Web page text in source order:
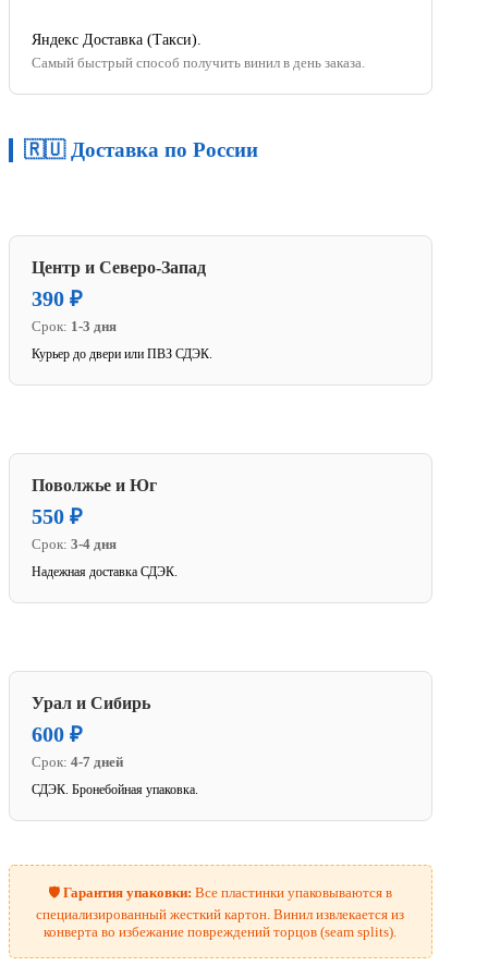
Яндекс Доставка (Такси).
Самый быстрый способ получить винил в день заказа.
🇷🇺 Доставка по России
Центр и Северо-Запад
390 ₽
Срок: 1-3 дня
Курьер до двери или ПВЗ СДЭК.
Поволжье и Юг
550 ₽
Срок: 3-4 дня
Надежная доставка СДЭК.
Урал и Сибирь
600 ₽
Срок: 4-7 дней
СДЭК. Бронебойная упаковка.
🛡️Гарантия упаковки: Все пластинки упаковываются в
специализированный жесткий картон. Винил извлекается из
конверта во избежание повреждений торцов (seam splits).